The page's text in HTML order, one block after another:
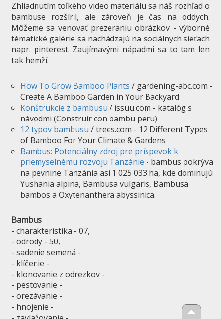
Zhliadnutím toľkého video materiálu sa náš rozhľad o
bambuse rozšíril, ale zároveň je čas na oddych.
Môžeme sa venovať prezeraniu obrázkov - výborné
tématické galérie sa nachádzajú na sociálnych sieťach
napr. pinterest. Zaujímavými nápadmi sa to tam len
tak hemží.
How To Grow Bamboo Plants / gardening-abc.com -
Create A Bamboo Garden in Your Backyard
Konštrukcie z bambusu / issuu.com - katalóg s
návodmi (Construir con bambu peru)
12 typov bambusu / trees.com - 12 Different Types
of Bamboo For Your Climate & Gardens
Bambus: Potenciálny zdroj pre príspevok k
priemyselnému rozvoju Tanzánie - bambus pokrýva
na pevnine Tanzánia asi 1 025 033 ha, kde dominujú
Yushania alpina, Bambusa vulgaris, Bambusa
bambos a Oxytenanthera abyssinica.
Bambus
- charakteristika - 07,
- odrody - 50,
- sadenie semená -
- klíčenie -
- klonovanie z odrezkov -
- pestovanie -
- orezávanie -
- hnojenie -